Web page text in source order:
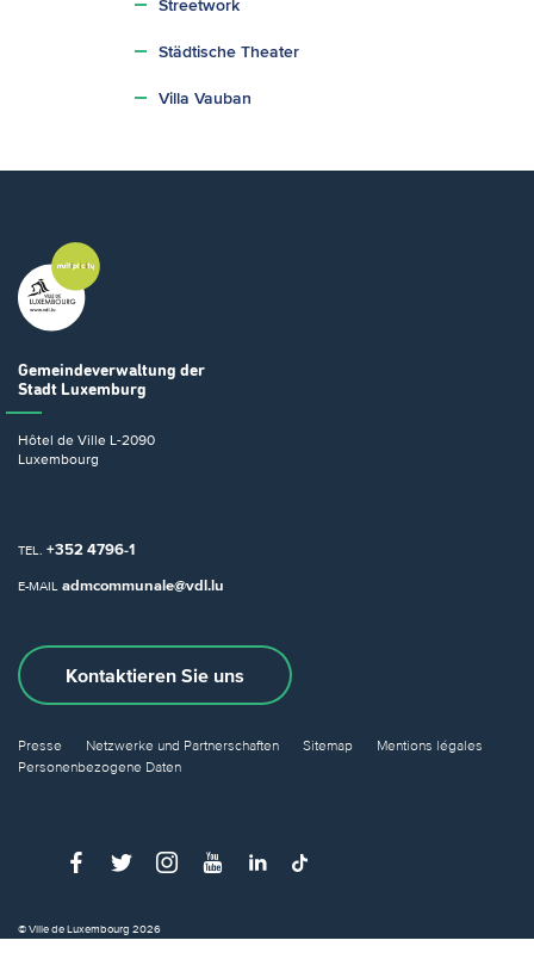
Streetwork
Städtische Theater
Villa Vauban
Gemeindeverwaltung der
Stadt Luxemburg
Hôtel de Ville L-2090
Luxembourg
TEL. +352 4796-1
E-MAIL admcommunale@vdl.lu
Kontaktieren Sie uns
Presse Netzwerke und Partnerschaften Sitemap
Mentions légales
Personenbezogene Daten
© Ville de Luxembourg 2026